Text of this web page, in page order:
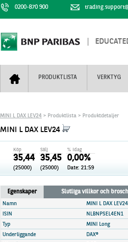
0200-870 900
PRODUKTLISTA VERKTYG
Mini Futures
Unlimited Turbos
Nya produkter
Stoppade & förfallna produkter
Utsålda produkter
Nyhestbrev+
Realtidskurser
Knock-plocken
Kunskapscentra+
Hur handlar jag
Marknadsöversikt
Finansiell information
MINI L DAX LEV24 > Produktlista > Produktdetaljer
MINI L DAX LEV24
Köp
35,44
(25000)
Sälj
35,45
(25000)
% idag
0,00%
Date: 21:59
Egenskaper Slutliga villkor och
Namn
MINI L DAX LEV24
ISIN
NLBNPSEL4EN1
Typ
MINI Long
Underliggande
DAX®